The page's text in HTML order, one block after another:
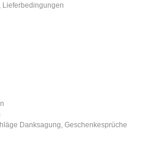
Lieferbedingungen
Danksagung, Geschenkesprüche